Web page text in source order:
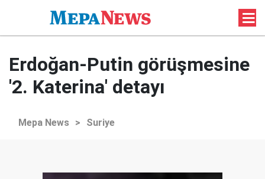
Erdoğan-Putin görüşmesine
'2. Katerina' detayı
Mepa News > Suriye